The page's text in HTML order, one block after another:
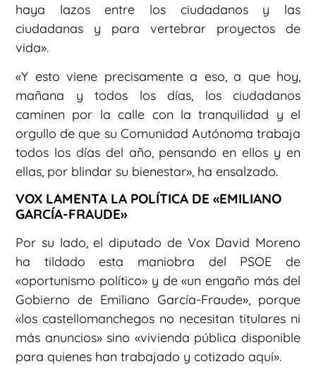
haya lazos entre los ciudadanos y las
ciudadanas y para vertebrar proyectos de
vida».
«Y esto viene precisamente a eso, a que hoy,
mañana y todos los días, los ciudadanos
caminen por la calle con la tranquilidad y el
orgullo de que su Comunidad Autónoma trabaja
todos los días del año, pensando en ellos y en
ellas, por blindar su bienestar», ha ensalzado.
VOX LAMENTA LA POLÍTICA DE «EMILIANO
GARCÍA-FRAUDE»
Por su lado, el diputado de Vox David Moreno
ha tildado esta maniobra del PSOE de
«oportunismo político» y de «un engaño más del
Gobierno de Emiliano García-Fraude», porque
«los castellomanchegos no necesitan titulares ni
más anuncios» sino «vivienda pública disponible
para quienes han trabajado y cotizado aquí».